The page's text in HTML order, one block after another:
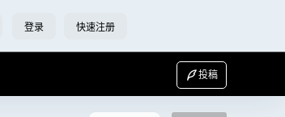
登录 快速注册
投稿